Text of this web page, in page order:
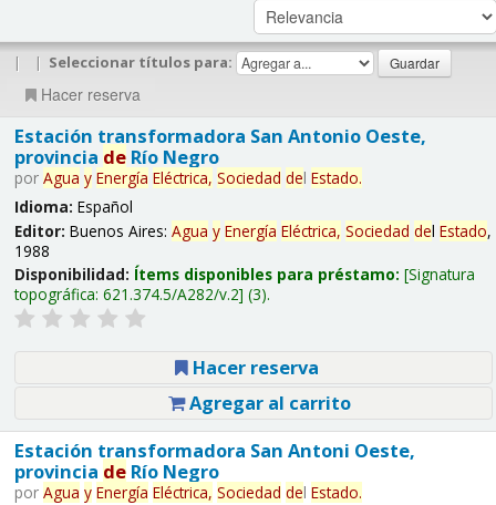
| | Seleccionar títulos para:
Hacer reserva
Estación transformadora San Antonio Oeste,
provincia deRío Negro
por Agua y Energía Eléctrica, Sociedad del Estado.
Idioma: Español
Editor: Buenos Aires: Agua y Energía Eléctrica, Sociedad del Estado,
1988
Disponibilidad: Ítems disponibles para préstamo: Signatura
topográfica: 621.374.5/A282/v.2 (3).
Hacer reserva
Agregar al carrito
Estación transformadora San Antoni Oeste,
provincia deRío Negro
por Agua y Energía Eléctrica, Sociedad del Estado.